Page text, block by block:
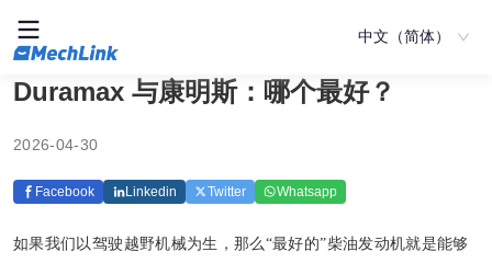
中文（简体）
Duramax 与康明斯：哪个最好？
2026-04-30
Facebook Linkedin Twitter Whatsapp
如果我们以驾驶越野机械为生，那么“最好的”柴油发动机就是能够